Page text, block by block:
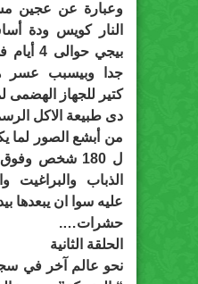
وعبارة عن
النار كويس ودة
بيجي
جدا وبيسبب
كتير للجهاز الهضمى
دى طبيعة الاكل
من أبشع الصور لما
ل 180 شخص
الذباب والبراغيت
عليه سوا ان يبعدها
حشرات….
الحلقة الثانية
نحو عالم آخر في